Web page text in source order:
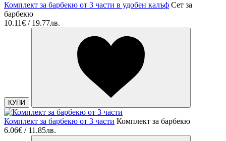
Комплект за барбекю от 3 части в удобен калъф Сет за
барбекю
10.11€ / 19.77лв.
КУПИ
Комплект за барбекю от 3 части Комплект за барбекю
6.06€ / 11.85лв.